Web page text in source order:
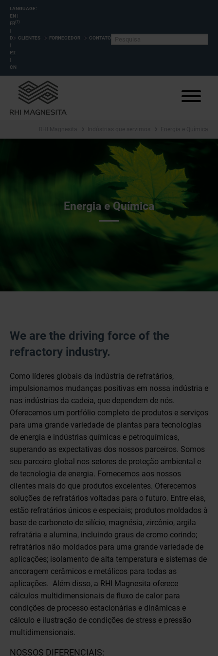
LANGUAGE:
EN |
FR (?)
|
DE
|
PT
|
CN
CLIENTES FORNECEDOR CONTATO
Energia e Química
We are the driving force of the
refractory industry.
Como líderes globais da indústria de refratários,
impulsionamos mudanças positivas em nossa indústria e
nas indústrias da cadeia, que dependem de nós.
Oferecemos um portfólio completo de produtos e serviços
para uma grande variedade de plantas para tecnologias
de energia e indústrias químicas e petroquímicas,
superando as expectativas dos nossos parceiros. Somos
seu parceiro global nos setores de proteção ambiental e
de tecnologia de energia. Fornecemos aos nossos
clientes mais do que produtos excelentes. Oferecemos
soluções de refratários voltadas para o futuro. Entre elas,
estão refratários únicos e especiais; produtos moldados à
base de carboneto de silício, magnésia, zircônio, argila
refratária e alumina, incluindo graus de cromo corindo;
refratários não moldados para uma grande variedade de
aplicações; isolamento de alta temperatura e sistemas de
ancoragem cerâmicos e metálicos para todas as
aplicações. Além disso, a RHI Magnesita oferece
cálculos multidimensionais de fluxo de calor para
condições de processo estacionárias e dinâmicas e
cálculo e ilustração de condições de stress e pressão
multidimensionais.
NOSSOS DIFERENCIAIS: